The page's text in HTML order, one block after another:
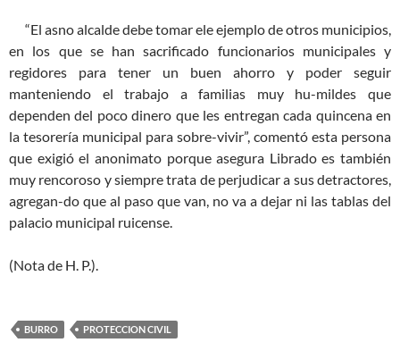
“El asno alcalde debe tomar ele ejemplo de otros municipios,
en los que se han sacrificado funcionarios municipales y
regidores para tener un buen ahorro y poder seguir
manteniendo el trabajo a familias muy hu-mildes que
dependen del poco dinero que les entregan cada quincena en
la tesorería municipal para sobre-vivir”, comentó esta persona
que exigió el anonimato porque asegura Librado es también
muy rencoroso y siempre trata de perjudicar a sus detractores,
agregan-do que al paso que van, no va a dejar ni las tablas del
palacio municipal ruicense.
(Nota de H. P.).
BURRO PROTECCION CIVIL